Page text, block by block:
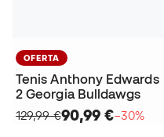
OFERTA
Tenis Anthony Edwards
2 Georgia Bulldawgs
129,99 €90,99 €−30%